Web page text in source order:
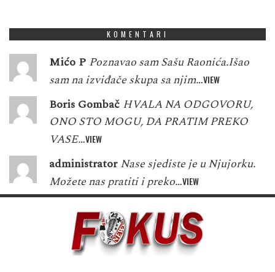
KOMENTARI
Mićo P Poznavao sam Sašu Raonića.Išao
sam na izviđače skupa sa njim…VIEW
Boris Gombač HVALA NA ODGOVORU,
ONO STO MOGU, DA PRATIM PREKO
VASE…VIEW
administrator Nase sjediste je u Njujorku.
Možete nas pratiti i preko…VIEW